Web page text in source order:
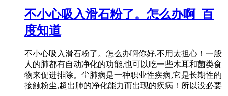
不小心吸入滑石粉了。怎么办啊_百
度知道
不小心吸入滑石粉了。怎么办啊你好,不用太担心！一般
人的肺都有自动净化的功能,也可以吃一些木耳和菌类食
物来促进排除。尘肺病是一种职业性疾病,它是长期性的
接触粉尘,超出肺的净化能力而出现的疾病！所以没必要